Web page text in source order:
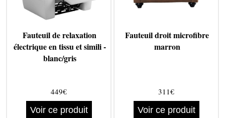
Fauteuil de relaxation
électrique en tissu et simili -
blanc/gris
449€
Voir ce produit
Fauteuil droit microfibre
marron
311€
Voir ce produit